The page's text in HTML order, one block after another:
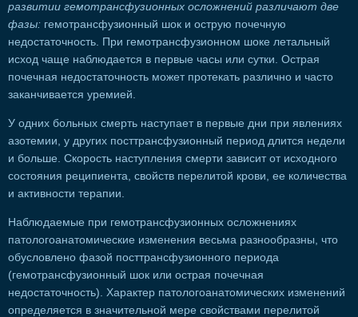
развитии гемотрансфузионных осложнений различают две
фазы: гемотрансфузионный шок и острую почечную
недостаточность. При гемотрансфузионном шоке летальный
исход чаще наблюдается в первые часы или сутки. Острая
почечная недостаточность может протекать различно и часто
заканчивается уремией.
У одних больных смерть наступает в первые дни при явлениях
азотемии, у других посттрансфузионный период длится недели
и больше. Скорость наступления смерти зависит от исходного
состояния реципиента, свойств перелитой крови, ее количества
и активности терапии.
Наблюдаемые при гемотрансфузионных осложнениях
патологоанатомические изменения весьма разнообразны, что
обусловлено фазой посттрансфузионного периода
(гемотрансфузионный шок или острая почечная
недостаточность). Характер патологоанатомических изменений
определяется в значительной мере свойствами перелитой